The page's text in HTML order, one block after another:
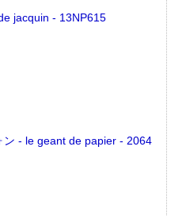
jacquin - 13NP615
ン - le geant de papier - 2064